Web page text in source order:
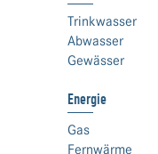
Trinkwasser
Abwasser
Gewässer
Energie
Gas
Fernwärme